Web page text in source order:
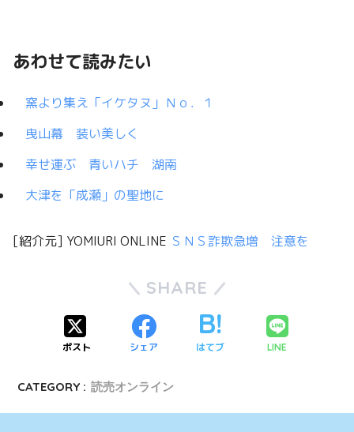
あわせて読みたい
窯より集え「イケタヌ」Ｎｏ．１
曳山幕 装い美しく
幸せ運ぶ 青いハチ 湖南
大津を「成瀬」の聖地に
[紹介元] YOMIURI ONLINE ＳＮＳ詐欺急増 注意を
SHARE
ポスト シェア はてブ LINE
CATEGORY : 読売オンライン